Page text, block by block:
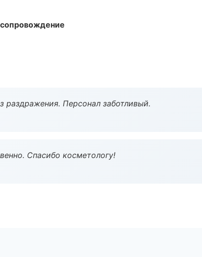
сопровождение
раздражения. Персонал заботливый.
Спасибо косметологу!